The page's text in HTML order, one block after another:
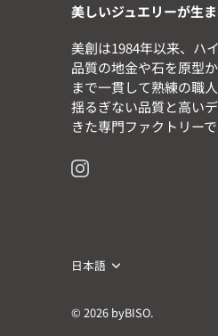
美しいジュエリーが生
美創は1984年以来、ハ
品質の地金や石を原型
まで一貫して熟練の職
揺るぎない品質と高い
きた専門ファクトリーで
言
日本語
© 2026 byBISO.